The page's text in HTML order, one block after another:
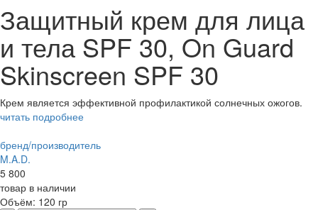
Защитный крем для лица
и тела SPF 30, On Guard
Skinscreen SPF 30
Крем является эффективной профилактикой солнечных ожогов.
читать подробнее
бренд/производитель
M.A.D.
5 800
товар в наличии
Объём: 120 гр